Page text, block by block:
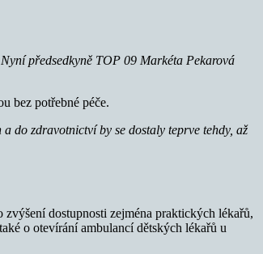
předsedkyně TOP 09 Markéta Pekarová
bez potřebné péče.
do zdravotnictví by se dostaly teprve tehdy, až
dostupnosti zejména praktických lékařů,
o otevírání ambulancí dětských lékařů u